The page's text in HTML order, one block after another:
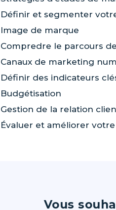
Définir et segmenter
Image de marque
Compredre le parcours
Canaux de marketing
Définir des indicateurs
Budgétisation
Gestion de la relation
Évaluer et améliorer
Vous